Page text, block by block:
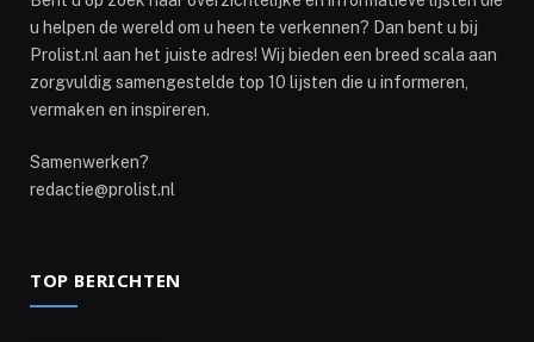
u helpen de wereld om u heen te verkennen? Dan bent u bij
Prolist.nl aan het juiste adres! Wij bieden een breed scala aan
zorgvuldig samengestelde top 10 lijsten die u informeren,
vermaken en inspireren.
Samenwerken?
redactie@prolist.nl
TOP BERICHTEN